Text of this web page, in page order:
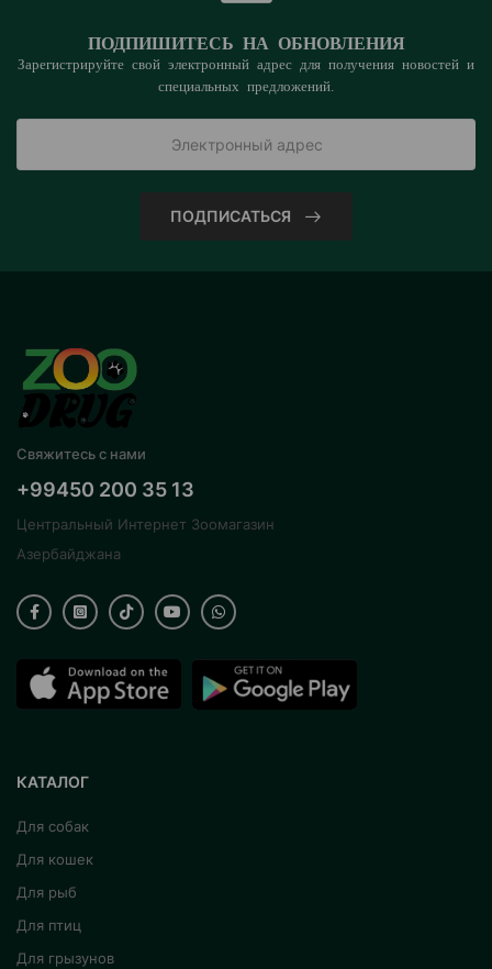
ПОДПИШИТЕСЬ НА ОБНОВЛЕНИЯ
Зарегистрируйте свой электронный адрес для получения новостей и
специальных предложений.
ПОДПИСАТЬСЯ
Свяжитесь с нами
+99450 200 35 13
Центральный Интернет Зоомагазин
Азербайджана
КАТАЛОГ
Для собак
Для кошек
Для рыб
Для птиц
Для грызунов